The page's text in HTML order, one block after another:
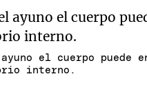
el cuerpo
interno.